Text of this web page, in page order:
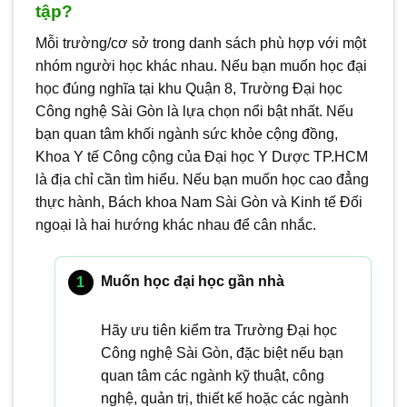
tập?
Mỗi trường/cơ sở trong danh sách phù hợp với một
nhóm người học khác nhau. Nếu bạn muốn học đại
học đúng nghĩa tại khu Quận 8, Trường Đại học
Công nghệ Sài Gòn là lựa chọn nổi bật nhất. Nếu
bạn quan tâm khối ngành sức khỏe cộng đồng,
Khoa Y tế Công cộng của Đại học Y Dược TP.HCM
là địa chỉ cần tìm hiểu. Nếu bạn muốn học cao đẳng
thực hành, Bách khoa Nam Sài Gòn và Kinh tế Đối
ngoại là hai hướng khác nhau để cân nhắc.
Muốn học đại học gần nhà
Hãy ưu tiên kiểm tra Trường Đại học
Công nghệ Sài Gòn, đặc biệt nếu bạn
quan tâm các ngành kỹ thuật, công
nghệ, quản trị, thiết kế hoặc các ngành